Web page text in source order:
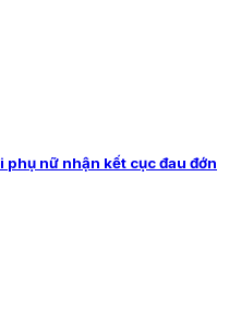
phụ nữ nhận kết cục đau đớn